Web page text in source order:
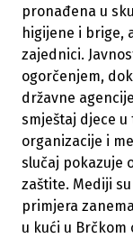
pronađena u
higijene i brige,
zajednici.
ogorčenjem,
državne
smještaj djece
organizacije i
slučaj pokazuje
zaštite. Mediji
primjera
u kući u